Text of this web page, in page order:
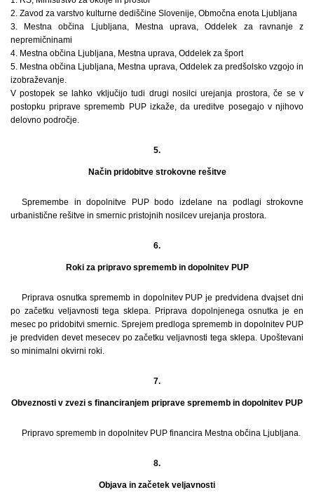
2. Zavod za varstvo kulturne dediščine Slovenije, Območna enota Ljubljana
3. Mestna občina Ljubljana, Mestna uprava, Oddelek za ravnanje z
nepremičninami
4. Mestna občina Ljubljana, Mestna uprava, Oddelek za šport
5. Mestna občina Ljubljana, Mestna uprava, Oddelek za predšolsko vzgojo in
izobraževanje.
V postopek se lahko vključijo tudi drugi nosilci urejanja prostora, če se v
postopku priprave sprememb PUP izkaže, da ureditve posegajo v njihovo
delovno področje.
5.
Način pridobitve strokovne rešitve
Spremembe in dopolnitve PUP bodo izdelane na podlagi strokovne
urbanistične rešitve in smernic pristojnih nosilcev urejanja prostora.
6.
Roki za pripravo sprememb in dopolnitev PUP
Priprava osnutka sprememb in dopolnitev PUP je predvidena dvajset dni
po začetku veljavnosti tega sklepa. Priprava dopolnjenega osnutka je en
mesec po pridobitvi smernic. Sprejem predloga sprememb in dopolnitev PUP
je predviden devet mesecev po začetku veljavnosti tega sklepa. Upoštevani
so minimalni okvirni roki.
7.
Obveznosti v zvezi s financiranjem priprave sprememb in dopolnitev PUP
Pripravo sprememb in dopolnitev PUP financira Mestna občina Ljubljana.
8.
Objava in začetek veljavnosti